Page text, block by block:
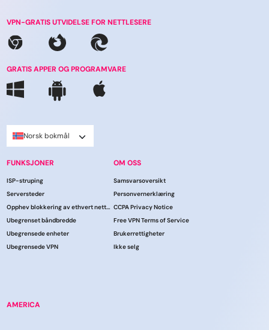
VPN-GRATIS UTVIDELSE FOR NETTLESERE
GRATIS APPER OG PROGRAMVARE
Norsk bokmål
FUNKSJONER
ISP-struping
Serversteder
Opphev blokkering av ethvert nettsted
Ubegrenset båndbredde
Ubegrensede enheter
Ubegrensede VPN
OM OSS
Samsvarsoversikt
Personvernerklæring
CCPA Privacy Notice
Free VPN Terms of Service
Brukerrettigheter
Ikke selg
AMERICA